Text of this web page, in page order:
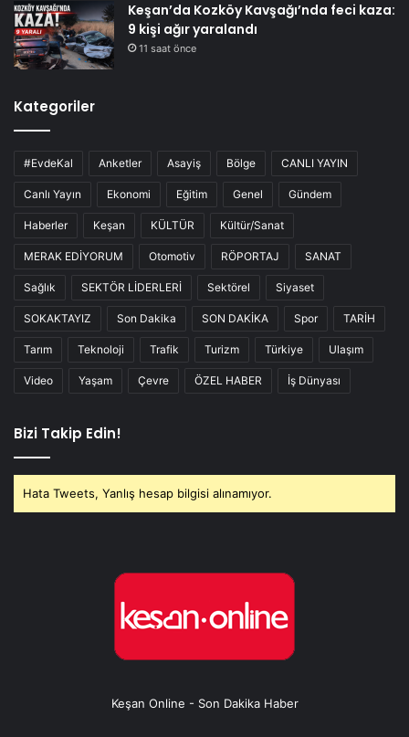
Keşan’da Kozköy Kavşağı’nda feci kaza:
9 kişi ağır yaralandı
11 saat önce
Kategoriler
#EvdeKal Anketler Asayiş Bölge CANLI YAYIN
Canlı Yayın Ekonomi Eğitim Genel Gündem
Haberler Keşan KÜLTÜR Kültür/Sanat
MERAK EDİYORUM Otomotiv RÖPORTAJ SANAT
Sağlık SEKTÖR LİDERLERİ Sektörel Siyaset
SOKAKTAYIZ Son Dakika SON DAKİKA Spor TARİH
Tarım Teknoloji Trafik Turizm Türkiye Ulaşım
Video Yaşam Çevre ÖZEL HABER İş Dünyası
Bizi Takip Edin!
Hata Tweets, Yanlış hesap bilgisi alınamıyor.
Keşan Online - Son Dakika Haber